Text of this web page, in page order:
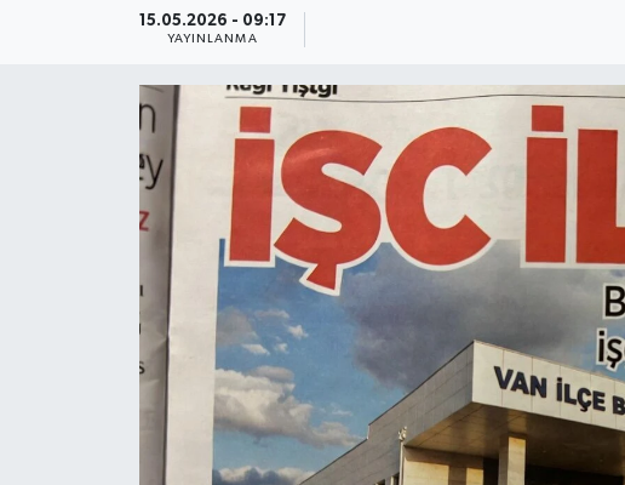
15.05.2026 - 09:17
YAYINLANMA
Hakkımda
Haber Arşivi